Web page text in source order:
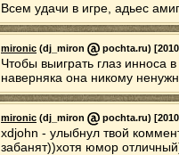
Всем удачи в игре, адьес
mironic (dj_miron pochta.ru)
Чтобы выиграть глаз инноса
наверняка она никому
mironic (dj_miron pochta.ru)
xdjohn - улыбнул твой
забанят))хотя юмор